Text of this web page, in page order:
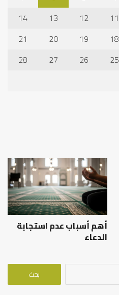
11
12
13
14
18
19
20
21
25
26
27
28
أهم أسباب عدم استجابة
الدعاء
البحث